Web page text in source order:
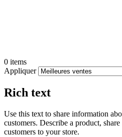
0 items
Appliquer
Rich text
Use this text to share information
customers. Describe a product,
customers to your store.